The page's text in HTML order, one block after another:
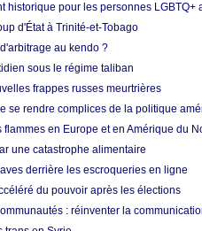
historique pour les personnes LGBTQ+
d'État à Trinité-et-Tobago
au kendo ?
sous le régime taliban
frappes russes meurtrières
se rendre complices de la politique
en Europe et en Amérique du
une catastrophe alimentaire
derrière les escroqueries en ligne
du pouvoir après les élections
: réinventer la